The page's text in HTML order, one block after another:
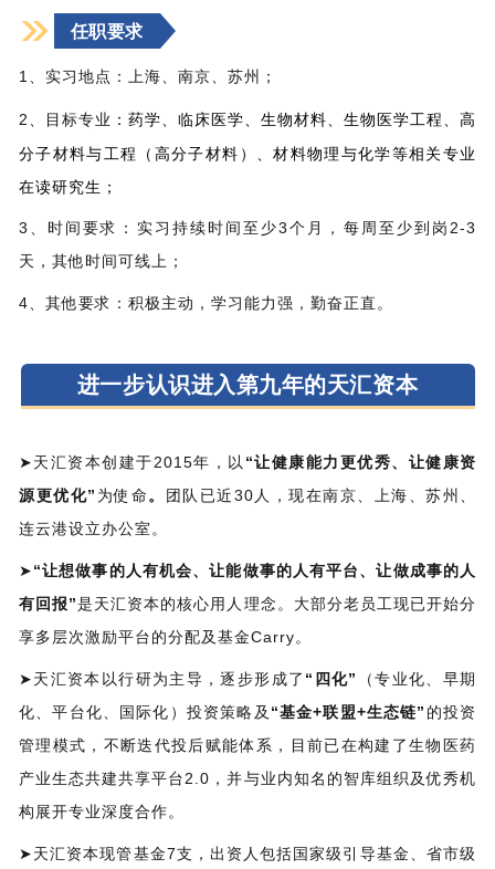
任职要求
1、实习地点：上海、南京、苏州；
2、目标专业 ：药学、临床医学、生物材料、生物医学工程、高
分子材料与工程（高分子材料）、材料物理与化学等相关专业
在读研究生；
3、时间要求：实习持续时间至少3个月，每周至少到岗2-3
天，其他时间可线上；
4、其他要求：积极主动，学习能力强，勤奋正直。
进一步认识进入第九年的天汇资本
➤天汇资本创建于2015年，以 “让健康能力更优秀、让健康资
源更优化” 为使命。 团队已近30人，现在南京、上海、苏州、
连云港设立办公室。
➤“让想做事的人有机会、让能做事的人有平台、让做成事的人
有回报”是天汇资本的核心用人理念。大部分老员工现已开始分
享多层次激励平台的分配及基金Carry。
➤天汇资本以行研为主导，逐步形成了 “四化”
（专业化、早期
化、平台化、国际化）投资策略及 “基金+联盟+生态链” 的投资
管理模式，不断迭代投后赋能体系，目前已在构建了生物医药
产业生态共建共享平台2.0，并与业内知名的智库组织及优秀机
构展开专业深度合作。
➤天汇资本现管基金7支，出资人包括国家级引导基金、省市级